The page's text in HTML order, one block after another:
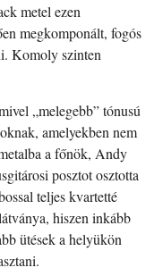
metel ezen
megkomponált, fogós
Komoly szinten
„melegebb” tónusú
amelyekben nem
a főnök, Andy
posztot osztotta
teljes kvartetté
hiszen inkább
ütések a helyükön